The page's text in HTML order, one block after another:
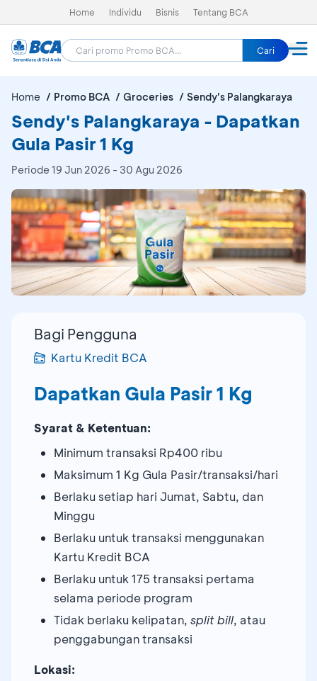
Home Individu Bisnis Tentang BCA
Cari
Home Promo BCA Groceries Sendy's Palangkaraya
Sendy's Palangkaraya - Dapatkan
Gula Pasir 1 Kg
Periode 19 Jun 2026 - 30 Agu 2026
Bagi Pengguna
Kartu Kredit BCA
Dapatkan Gula Pasir 1 Kg
Syarat & Ketentuan:
Minimum transaksi Rp400 ribu
Maksimum 1 Kg Gula Pasir/transaksi/hari
Berlaku setiap hari Jumat, Sabtu, dan
Minggu
Berlaku untuk transaksi menggunakan
Kartu Kredit BCA
Berlaku untuk 175 transaksi pertama
selama periode program
Tidak berlaku kelipatan, split bill, atau
penggabungan transaksi
Lokasi: